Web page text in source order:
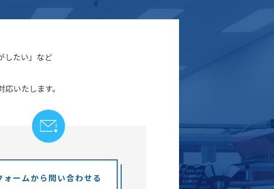
したい」など
応いたします。
ォームから問い合わせる